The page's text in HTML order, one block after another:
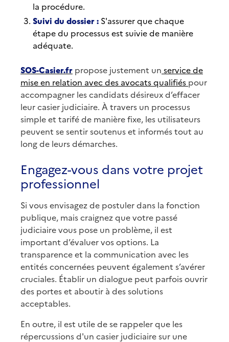
la procédure.
Suivi du dossier : S'assurer que chaque
étape du processus est suivie de manière
adéquate.
SOS-Casier.fr propose justement un service de
mise en relation avec des avocats qualifiés pour
accompagner les candidats désireux d’effacer
leur casier judiciaire. À travers un processus
simple et tarifé de manière fixe, les utilisateurs
peuvent se sentir soutenus et informés tout au
long de leurs démarches.
Engagez-vous dans votre projet
professionnel
Si vous envisagez de postuler dans la fonction
publique, mais craignez que votre passé
judiciaire vous pose un problème, il est
important d’évaluer vos options. La
transparence et la communication avec les
entités concernées peuvent également s’avérer
cruciales. Établir un dialogue peut parfois ouvrir
des portes et aboutir à des solutions
acceptables.
En outre, il est utile de se rappeler que les
répercussions d'un casier judiciaire sur une